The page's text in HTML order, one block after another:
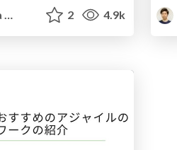
2 4.9k